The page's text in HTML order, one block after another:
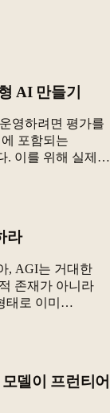
AI 만들기
영하려면 평가를
포함되는
. 이를 위해 실제
...
라
, AGI는 거대한
존재가 아니라
로 이미
델이 프런티어